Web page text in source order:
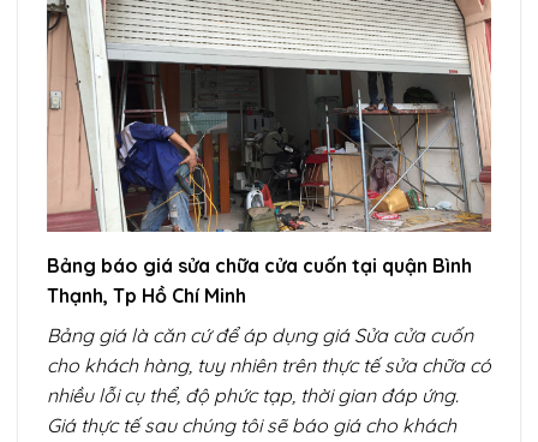
Bảng báo giá sửa chữa cửa cuốn tại quận Bình
Thạnh, Tp Hồ Chí Minh
Bảng giá là căn cứ để áp dụng giá Sửa cửa cuốn
cho khách hàng, tuy nhiên trên thực tế sửa chữa có
nhiều lỗi cụ thể, độ phức tạp, thời gian đáp ứng.
Giá thực tế sau chúng tôi sẽ báo giá cho khách